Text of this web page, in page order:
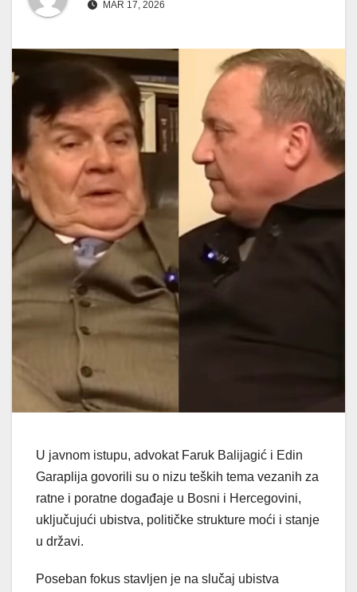
MAR 17, 2026
U javnom istupu, advokat Faruk Balijagić i Edin
Garaplija govorili su o nizu teških tema vezanih za
ratne i poratne događaje u Bosni i Hercegovini,
uključujući ubistva, političke strukture moći i stanje
u državi.
Poseban fokus stavljen je na slučaj ubistva